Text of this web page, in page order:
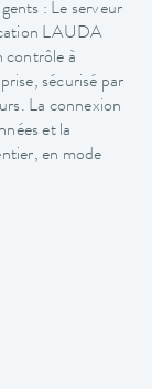
: Le serveur
LAUDA
contrôle à
sécurisé par
La connexion
et la
en mode